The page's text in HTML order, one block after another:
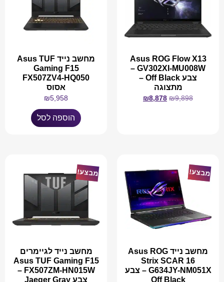
Asus ROG Flow X13
GV302XI-MU008W –
צבע Off Black –
מתצוגה
₪9,898
₪8,878
מחשב נייד Asus TUF
Gaming F15
FX507ZV4-HQ050
אסוס
₪5,958
הוספה לסל
מבצע!
מחשב נייד Asus ROG
Strix SCAR 16
G634JY-NM051X – צבע
Off Black
מבצע!
מחשב נייד לגיימרים
Asus TUF Gaming F15
FX507ZM-HN015W –
צבע Jaeger Gray